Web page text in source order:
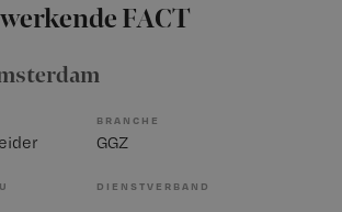
FACT
BRANCHE
GGZ
DIENSTVERBAND